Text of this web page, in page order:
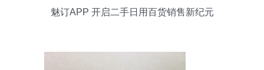
魅订APP 开启二手日用百货销售新纪元